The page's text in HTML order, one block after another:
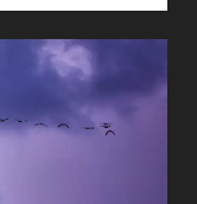
TRUCS
CHIANTS
PRENNENT